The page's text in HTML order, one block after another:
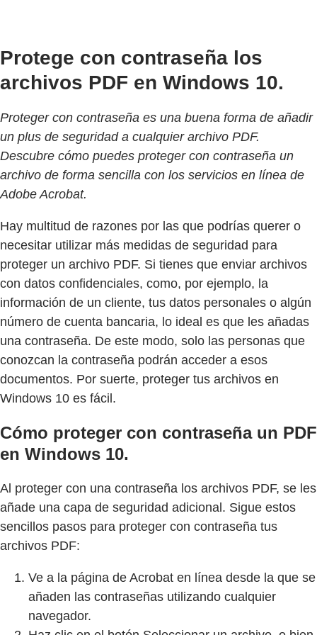
Protege con contraseña los
archivos PDF en Windows 10.
Proteger con contraseña es una buena forma de añadir
un plus de seguridad a cualquier archivo PDF.
Descubre cómo puedes proteger con contraseña un
archivo de forma sencilla con los servicios en línea de
Adobe Acrobat.
Hay multitud de razones por las que podrías querer o
necesitar utilizar más medidas de seguridad para
proteger un archivo PDF. Si tienes que enviar archivos
con datos confidenciales, como, por ejemplo, la
información de un cliente, tus datos personales o algún
número de cuenta bancaria, lo ideal es que les añadas
una contraseña. De este modo, solo las personas que
conozcan la contraseña podrán acceder a esos
documentos. Por suerte, proteger tus archivos en
Windows 10 es fácil.
Cómo proteger con contraseña un PDF
en Windows 10.
Al proteger con una contraseña los archivos PDF, se les
añade una capa de seguridad adicional. Sigue estos
sencillos pasos para proteger con contraseña tus
archivos PDF:
Ve a la página de Acrobat en línea desde la que se
añaden las contraseñas utilizando cualquier
navegador.